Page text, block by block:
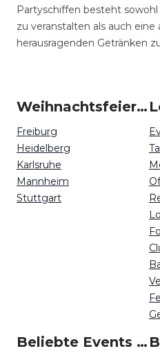
Partyschiffen besteht
zu veranstalten als auch
herausragenden Getränken
Weihnachtsfeiern um Baden-Württemberg
Freiburg
Heidelberg
Karlsruhe
Mannheim
Stuttgart
Beliebte Events in Baden-Württemberg